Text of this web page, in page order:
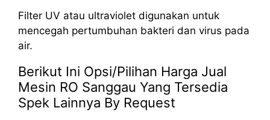
Filter UV atau ultraviolet digunakan untuk
mencegah pertumbuhan bakteri dan virus pada
air.
Berikut Ini Opsi/Pilihan Harga Jual
Mesin RO Sanggau Yang Tersedia
Spek Lainnya By Request